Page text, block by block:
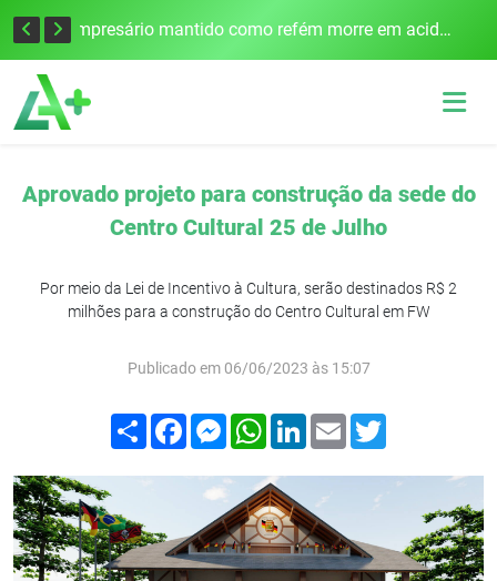
Edital para construção de ponte entre Itapiranga e Barra do Guarita deve ser lançado no segundo semestre Empresário mantido como refém morre em acidente após assalto em Cerro Largo
Aprovado projeto para construção da sede do
Centro Cultural 25 de Julho
Por meio da Lei de Incentivo à Cultura, serão destinados R$ 2
milhões para a construção do Centro Cultural em FW
Publicado em 06/06/2023 às 15:07
Compartilhar
FacebookMessenger
WhatsApp
LinkedIn
Email